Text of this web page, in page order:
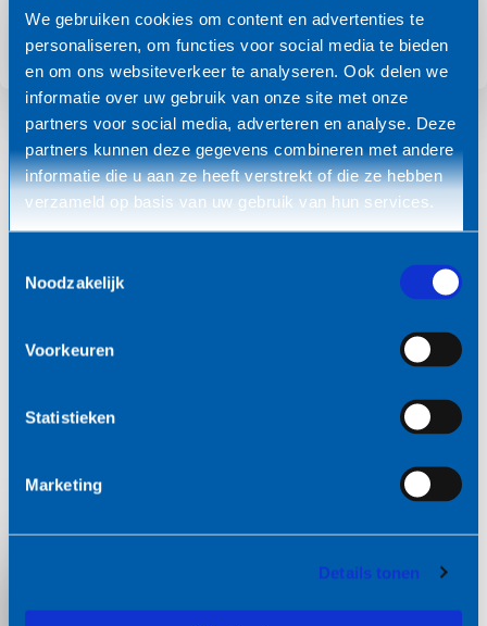
We gebruiken cookies om content en advertenties te
personaliseren, om functies voor social media te bieden
en om ons websiteverkeer te analyseren. Ook delen we
informatie over uw gebruik van onze site met onze
partners voor social media, adverteren en analyse. Deze
partners kunnen deze gegevens combineren met andere
informatie die u aan ze heeft verstrekt of die ze hebben
verzameld op basis van uw gebruik van hun services.
Noodzakelijk
Voorkeuren
Statistieken
Marketing
Details tonen
Aanmelden
De volgende sprekers kunnen we alvast in het
inzichten geven over fundamentele AI-modellen:
Dea Gogishvili UU
binnenkort.
Lees meer